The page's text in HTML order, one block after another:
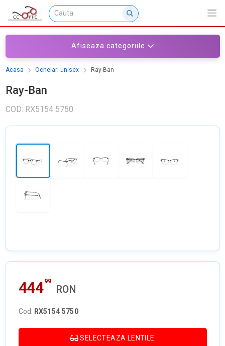
Afiseaza categoriile
Acasa Ochelari unisex Ray-Ban
Ray-Ban
COD: RX5154 5750
444 99
RON
Cod: RX5154 5750
SELECTEAZA LENTILE